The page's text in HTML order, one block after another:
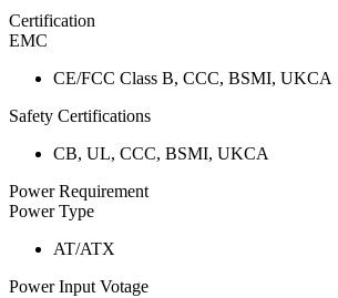
Certification
EMC
CE/FCC Class B, CCC, BSMI, UKCA
Safety Certifications
CB, UL, CCC, BSMI, UKCA
Power Requirement
Power Type
AT/ATX
Power Input Votage